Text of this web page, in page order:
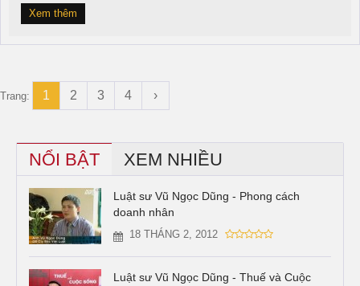
Xem thêm
Trang: 1 2 3 4 ›
NỔI BẬT XEM NHIỀU
Luật sư Vũ Ngọc Dũng - Phong cách
doanh nhân
18 THÁNG 2, 2012
Luật sư Vũ Ngọc Dũng - Thuế và Cuộc